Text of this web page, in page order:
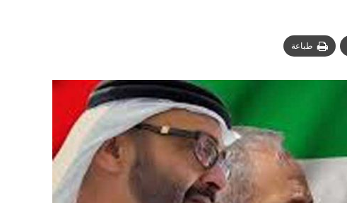
طباعة
نحو استراتيجيّة للمعارضة السوريّة بشأن التحديات الصّهيونيّة